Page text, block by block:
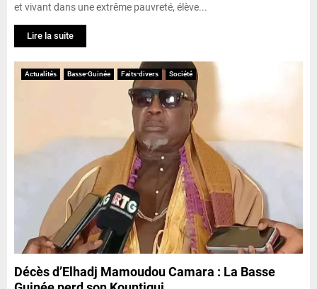
et vivant dans une extrême pauvreté, élève...
Lire la suite
Actualités Basse-Guinée Faits-divers Société
Décès d’Elhadj Mamoudou Camara : La Basse